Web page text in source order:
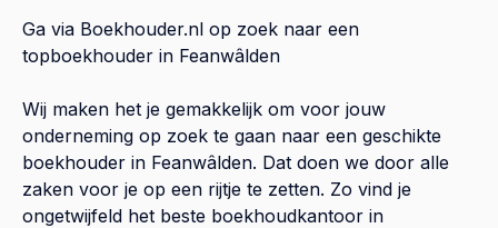
Ga via Boekhouder.nl op zoek naar een
topboekhouder in Feanwâlden
Wij maken het je gemakkelijk om voor jouw
onderneming op zoek te gaan naar een geschikte
boekhouder in Feanwâlden. Dat doen we door alle
zaken voor je op een rijtje te zetten. Zo vind je
ongetwijfeld het beste boekhoudkantoor in